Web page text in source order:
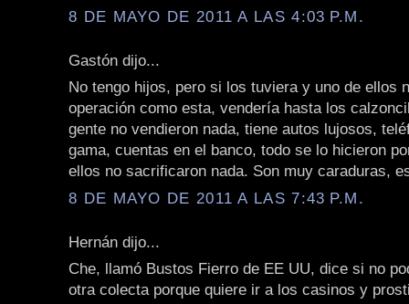
8 DE MAYO DE 2011 A LAS 4:03 P.M.
Gastón dijo...
No tengo hijos, pero si los tuviera y uno de ellos
operación como esta, vendería hasta los
gente no vendieron nada, tiene autos lujosos,
gama, cuentas en el banco, todo se lo hicieron
ellos no sacrificaron nada. Son muy caraduras,
8 DE MAYO DE 2011 A LAS 7:43 P.M.
Hernán dijo...
Che, llamó Bustos Fierro de EE UU, dice si no
otra colecta porque quiere ir a los casinos y